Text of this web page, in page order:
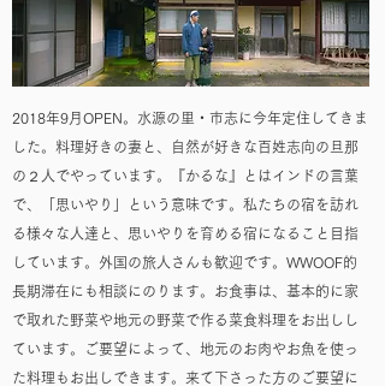
2018年9月OPEN。水源の里・市志に今年定住してきま
した。料理好きの妻と、自然が好きな百姓志向の旦那
の２人でやっています。『かるな』とはインドの言葉
で、「思いやり」という意味です。私たちの宿を訪れ
る様々な人達と、思いやりを育める宿になること目指
しています。外国の旅人さんも歓迎です。WWOOF的
長期滞在にも相談にのります。お食事は、基本的に家
で取れた野菜や地元の野菜で作る菜食料理をお出しし
ています。ご要望によって、地元のお肉やお魚を使っ
た料理もお出しできます。来て下さった方のご要望に